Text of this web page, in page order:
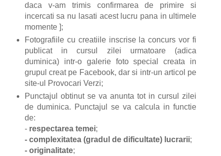
daca v-am trimis confirmarea de primire si
incercati sa nu lasati acest lucru pana in ultimele
momente ];
Fotografiile cu creatiile inscrise la concurs vor fi
publicat in cursul zilei urmatoare (adica
duminica) intr-o galerie foto special creata in
grupul creat pe Facebook, dar si intr-un articol pe
site-ul Provocari Verzi;
Punctajul obtinut se va anunta tot in cursul zilei
de duminica. Punctajul se va calcula in functie
de:
- respectarea temei;
- complexitatea (gradul de dificultate) lucrarii;
- originalitate;